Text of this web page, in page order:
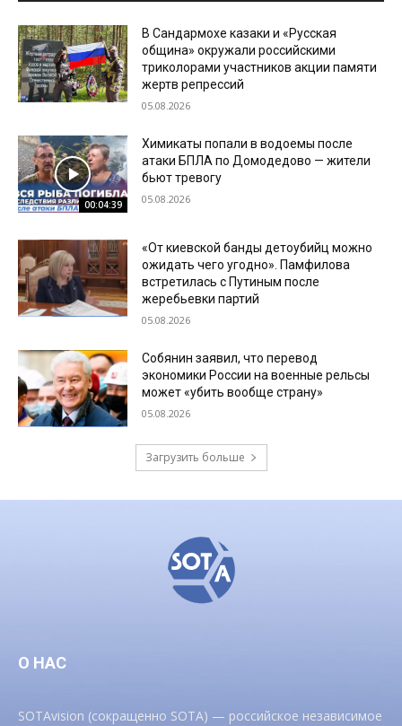
В Сандармохе казаки и «Русская
община» окружали российскими
триколорами участников акции памяти
жертв репрессий
05.08.2026
00:04:39
Химикаты попали в водоемы после
атаки БПЛА по Домодедово — жители
бьют тревогу
05.08.2026
«От киевской банды детоубийц можно
ожидать чего угодно». Памфилова
встретилась с Путиным после
жеребьевки партий
05.08.2026
Собянин заявил, что перевод
экономики России на военные рельсы
может «убить вообще страну»
05.08.2026
Загрузить больше
О НАС
SOTAvision (сокращенно SOTA) — российское независимое